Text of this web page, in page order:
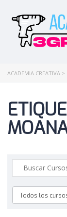
ACADEMIA CREATIVA >
Todos los